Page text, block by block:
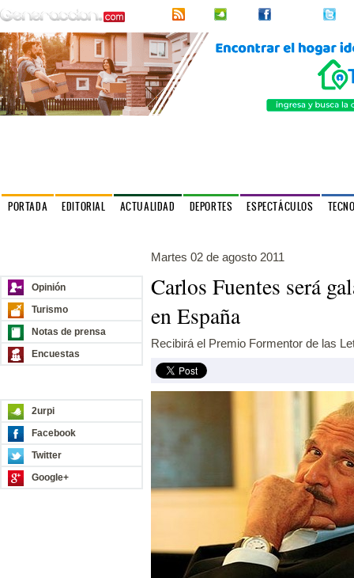
PORTADA EDITORIAL ACTUALIDAD DEPORTES ESPECTÁCULOS
Opinión
Turismo
Notas de prensa
Encuestas
2urpi
Facebook
Twitter
Google+
Martes 02 de agosto 2011
Carlos Fuentes será
en España
Recibirá el Premio Formentor de las